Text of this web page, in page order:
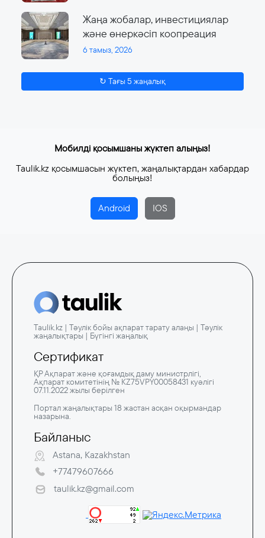
Жаңа жобалар, инвестициялар
және өнеркәсіп коопреация
6 тамыз, 2026
↻ Тағы 5 жаңалық
Мобилді қосымшаны жүктеп алыңыз!
Taulik.kz қосымшасын жүктеп, жаңалықтардан хабардар
болыңыз!
Android IOS
Taulik.kz | Тәулік бойы ақпарат тарату алаңы | Тәулік
жаңалықтары | Бүгінгі жаңалық
Сертификат
ҚР Ақпарат және қоғамдық даму министрлігі,
Ақпарат комитетінің № KZ75VPY00058431 куәлігі
07.11.2022 жылы берілген
Портал жаңалықтары 18 жастан асқан оқырмандар
назарына.
Байланыс
Astana, Kazakhstan
+77479607666
taulik.kz@gmail.com